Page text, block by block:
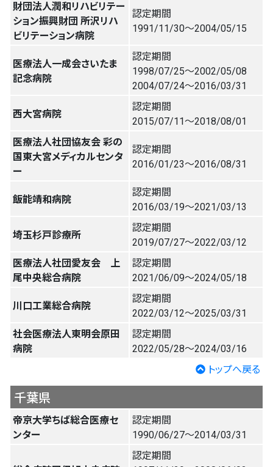
財団法人潤和リハビリテー
ション振興財団 所沢リハ
ビリテーション病院
認定期間
1991/11/30〜2004/05/15
医療法人一成会さいたま
記念病院
認定期間
1998/07/25〜2002/05/08
2004/07/24〜2016/03/31
西大宮病院
認定期間
2015/07/11〜2018/08/01
医療法人社団協友会 彩の
国東大宮メディカルセンタ
ー
認定期間
2016/01/23〜2016/08/31
飯能靖和病院
認定期間
2016/03/19〜2021/03/13
埼玉杉戸診療所
認定期間
2019/07/27〜2022/03/12
医療法人社団愛友会 上
尾中央総合病院
認定期間
2021/06/09〜2024/05/18
川口工業総合病院
認定期間
2022/03/12〜2025/03/31
社会医療法人東明会原田
病院
認定期間
2022/05/28〜2024/03/16
トップへ戻る
千葉県
帝京大学ちば総合医療セ
ンター
認定期間
1990/06/27〜2014/03/31
認定期間